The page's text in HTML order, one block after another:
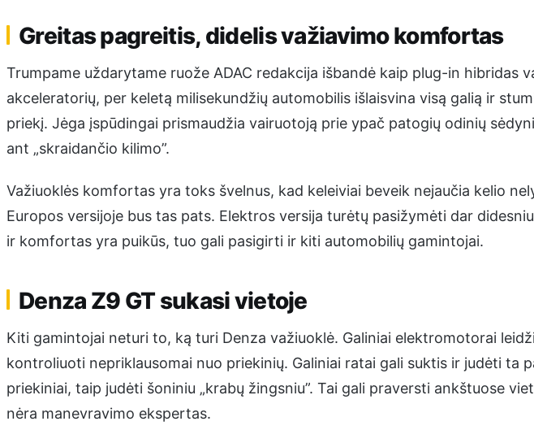
Greitas pagreitis, didelis važiavimo komfortas
Trumpame uždarytame ruože ADAC redakcija išbandė kaip plug-in hibridas
akceleratorių, per keletą milisekundžių automobilis išlaisvina visą galią ir
priekį. Jėga įspūdingai prismaudžia vairuotoją prie ypač patogių odinių
ant „skraidančio kilimo”.
Važiuoklės komfortas yra toks švelnus, kad keleiviai beveik nejaučia kelio
Europos versijoje bus tas pats. Elektros versija turėtų pasižymėti dar
ir komfortas yra puikūs, tuo gali pasigirti ir kiti automobilių gamintojai.
Denza Z9 GT sukasi vietoje
Kiti gamintojai neturi to, ką turi Denza važiuoklė. Galiniai elektromotorai
kontroliuoti nepriklausomai nuo priekinių. Galiniai ratai gali suktis ir judėti ta
priekiniai, taip judėti šoniniu „krabų žingsniu”. Tai gali praversti ankštuose
nėra manevravimo ekspertas.